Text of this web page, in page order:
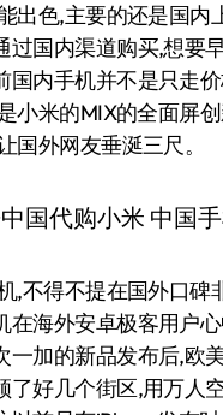
出色,主要的还是国内
过国内渠道购买,想要
国内手机并不是只走
小米的MIX的全面屏
国外网友垂涎三尺。
,不得不提在国外口碑
在海外安卓极客用户
一加的新品发布后,欧
了好几个街区,用万人